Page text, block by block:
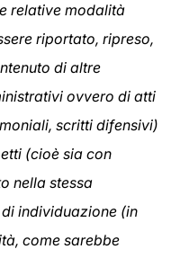
relative modalità
riportato, ripreso,
di altre
ovvero di atti
scritti difensivi)
(cioè sia con
nella stessa
individuazione (in
come sarebbe